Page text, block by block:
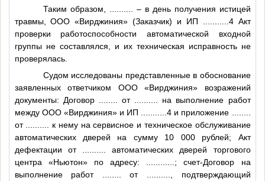
Таким образом,
– в день получения истицей
травмы, ООО «Вирджиния» (Заказчик) и ИП
...........4Акт
проверки работоспособности автоматической входной
группы не составлялся, и их техническая исправность не
проверялась.
Судом исследованы представленные в обоснование
заявленных ответчиком ООО «Вирджиния» возражений
документы: Договор
от
на выполнение работ
между ООО «Вирджиния» и ИП
...........4 и приложение
от
к нему на сервисное и техническое обслуживание
автоматических дверей на сумму 10 000 рублей; Акт
дефектации от
автоматических дверей торгового
центра «Ньютон» по адресу:
; счет-Договор на
выполнение работ
от
, подтверждающий